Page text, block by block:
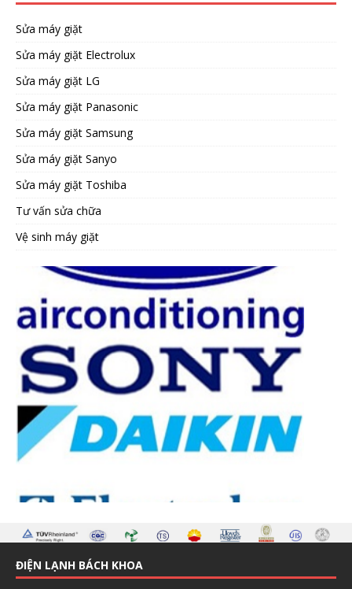
Sửa máy giặt
Sửa máy giặt Electrolux
Sửa máy giặt LG
Sửa máy giặt Panasonic
Sửa máy giặt Samsung
Sửa máy giặt Sanyo
Sửa máy giặt Toshiba
Tư vấn sửa chữa
Vệ sinh máy giặt
ĐIỆN LẠNH BÁCH KHOA